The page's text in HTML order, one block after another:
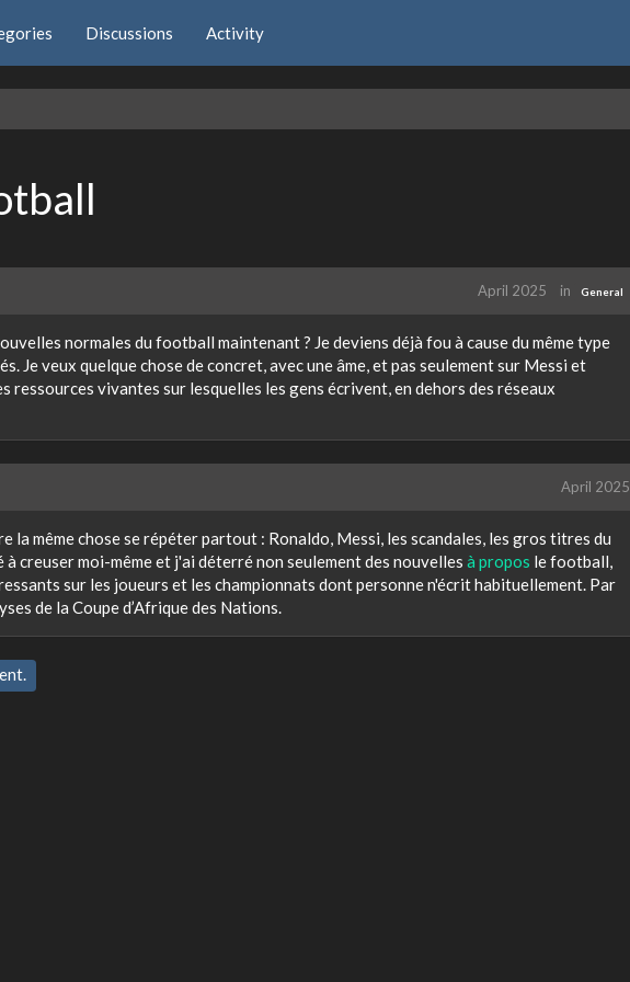
Discussions Activity
April 2025 in General
normales du football maintenant ? Je deviens déjà fou à cause du même type
Je veux quelque chose de concret, avec une âme, et pas seulement sur Messi et
ressources vivantes sur lesquelles les gens écrivent, en dehors des réseaux
April 2025
la même chose se répéter partout : Ronaldo, Messi, les scandales, les gros titres du
à creuser moi-même et j'ai déterré non seulement des nouvelles à propos le football,
sur les joueurs et les championnats dont personne n'écrit habituellement. Par
de la Coupe d’Afrique des Nations.